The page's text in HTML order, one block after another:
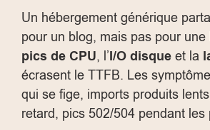
Un hébergement générique
pour un blog, mais pas pour
pics de CPU, l’I/O disque et la
écrasent le TTFB. Les
qui se fige, imports produits
retard, pics 502/504 pendant les